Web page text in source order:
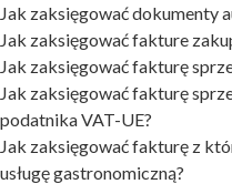
Jak zaksięgować dokumenty
Jak zaksięgować fakture
Jak zaksięgować fakturę
Jak zaksięgować fakturę
podatnika VAT-UE?
Jak zaksięgować fakturę z
usługę gastronomiczną?